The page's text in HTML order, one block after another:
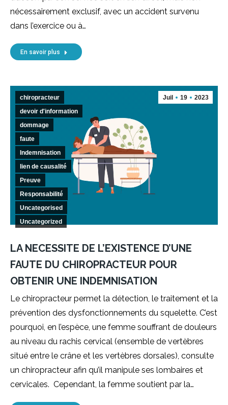
nécessairement exclusif, avec un accident survenu
dans l’exercice ou à…
En savoir plus
Juil 19 2023
chiropracteur
devoir d'information
dommage
faute
Indemnisation
lien de causalité
Preuve
Responsabilité
Uncategorised
Uncategorized
LA NECESSITE DE L’EXISTENCE D’UNE
FAUTE DU CHIROPRACTEUR POUR
OBTENIR UNE INDEMNISATION
Le chiropracteur permet la détection, le traitement et la
prévention des dysfonctionnements du squelette. C’est
pourquoi, en l’espèce, une femme souffrant de douleurs
au niveau du rachis cervical (ensemble de vertèbres
situé entre le crâne et les vertèbres dorsales), consulte
un chiropracteur afin qu’il manipule ses lombaires et
cervicales. Cependant, la femme soutient par la…